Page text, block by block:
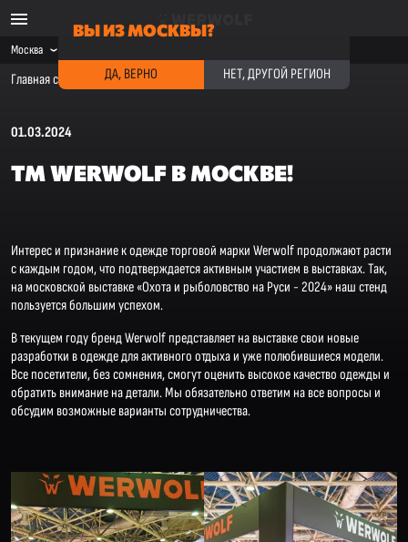
Москва
Главная страница · Новости компании · ТМ Werwolf в Москве!
01.03.2024
ТМ WERWOLF В МОСКВЕ!
Интерес и признание к одежде торговой марки Werwolf продолжают расти
с каждым годом, что подтверждается активным участием в выставках. Так,
на московской выставке «Охота и рыболовство на Руси - 2024» наш стенд
пользуется большим успехом.
В текущем году бренд Werwolf представляет на выставке свои новые
разработки в одежде для активного отдыха и уже полюбившиеся модели.
Все посетители, без сомнения, смогут оценить высокое качество одежды и
обратить внимание на детали. Мы обязательно ответим на все вопросы и
обсудим возможные варианты сотрудничества.
ВЫ ИЗ МОСКВЫ?
ДА, ВЕРНО НЕТ, ДРУГОЙ РЕГИОН